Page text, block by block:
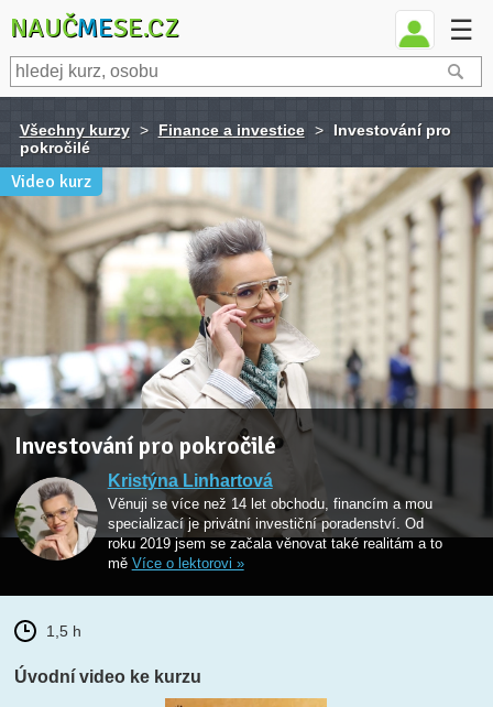
NAUČMESE.CZ ☰
Všechny kurzy > Finance a investice >
Investování pro
pokročilé
Video kurz
Investování pro pokročilé
Kristýna Linhartová
Věnuji se více než 14 let obchodu, financím a mou
specializací je privátní investiční poradenství. Od
roku 2019 jsem se začala věnovat také realitám a to
mě Více o lektorovi »
1,5 h
Úvodní video ke kurzu